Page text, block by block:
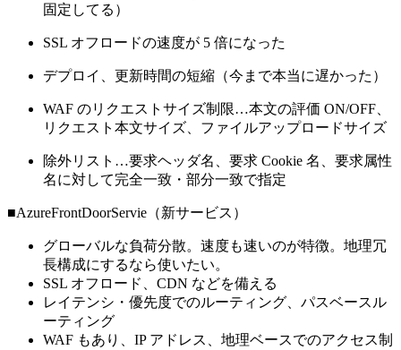
固定してる）
SSL オフロードの速度が 5 倍になった
デプロイ、更新時間の短縮（今まで本当に遅かった）
WAF のリクエストサイズ制限…本文の評価 ON/OFF、
リクエスト本文サイズ、ファイルアップロードサイズ
除外リスト…要求ヘッダ名、要求 Cookie 名、要求属性
名に対して完全一致・部分一致で指定
■AzureFrontDoorServie（新サービス）
グローバルな負荷分散。速度も速いのが特徴。地理冗
長構成にするなら使いたい。
SSL オフロード、CDN などを備える
レイテンシ・優先度でのルーティング、パスベースル
ーティング
WAF もあり、IP アドレス、地理ベースでのアクセス制